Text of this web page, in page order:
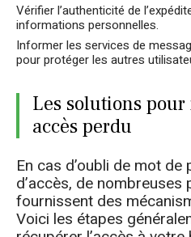
Vérifier l’authenticité de
informations personnelles.
Informer les services de
pour protéger les autres
Les solutions
accès perdu
En cas d’oubli de mot
d’accès, de nombreuses
fournissent des
Voici les étapes